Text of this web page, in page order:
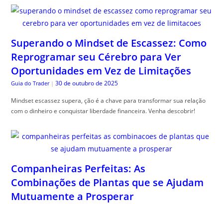
Superando o Mindset de Escassez: Como
Reprogramar seu Cérebro para Ver
Oportunidades em Vez de Limitações
Guia do Trader | 30 de outubro de 2025
Mindset escassez supera, ção é a chave para transformar sua relação
com o dinheiro e conquistar liberdade financeira. Venha descobrir!
Companheiras Perfeitas: As
Combinações de Plantas que se Ajudam
Mutuamente a Prosperar